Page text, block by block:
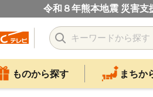
令和８年熊本地震 災害支
ものから探す まちか